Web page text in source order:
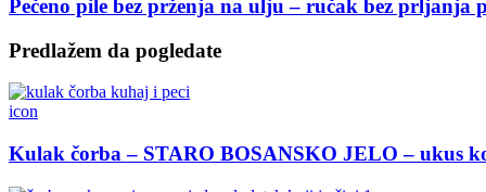
Pečeno pile bez prženja na ulju – ručak bez prljanja
Predlažem da pogledate
icon
Kulak čorba – STARO BOSANSKO JELO – ukus